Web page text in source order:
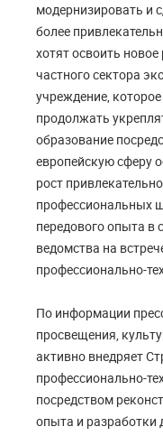
модернизировать и
более
хотят освоить
частного сектора
учреждение,
продолжать
образование
европейскую сферу
рост
профессиональных
передового опыта в
ведомства на
профессионально-
По информации
просвещения,
активно внедряет
профессионально-
посредством
опыта и разработки